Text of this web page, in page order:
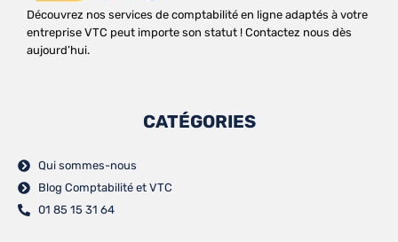
Découvrez nos services de comptabilité en ligne adaptés à votre
entreprise VTC peut importe son statut ! Contactez nous dès
aujourd’hui.
CATÉGORIES
Qui sommes-nous
Blog Comptabilité et VTC
01 85 15 31 64